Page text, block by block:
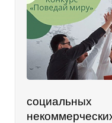
социальных